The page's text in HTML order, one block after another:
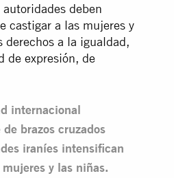
deben
castigar a las mujeres y
derechos a la igualdad,
de expresión, de
internacional
brazos cruzados
iraníes intensifican
y las niñas.